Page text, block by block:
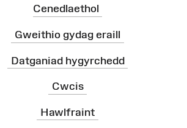
Cenedlaethol
Gweithio gydag eraill
Datganiad hygyrchedd
Cwcis
Hawlfraint